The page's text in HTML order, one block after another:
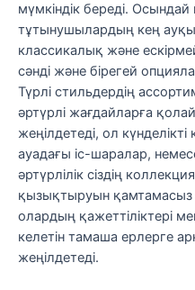
мүмкіндік береді.
тұтынушылардың кең
классикалық және
сәнді және бірегей
Түрлі стильдердің
әртүрлі жағдайларға
жеңілдетеді, ол
ауадағы іс-шаралар,
әртүрлілік сіздің
қызықтыруын қамтамасыз
олардың қажеттіліктері
келетін тамаша ерлерге
жеңілдетеді.